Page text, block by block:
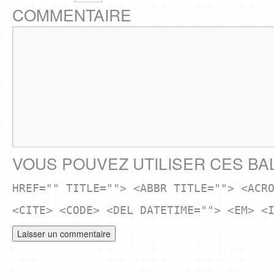
COMMENTAIRE
VOUS POUVEZ UTILISER CES
HREF="" TITLE=""> <ABBR TITLE="">
<CITE> <CODE> <DEL DATETIME=""> <EM>